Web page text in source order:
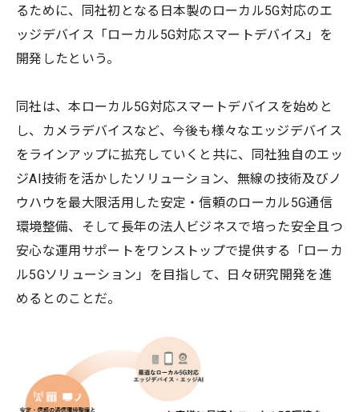
るために、同社初となる日本製のローカル5G対応のエ
ッジデバイス「ローカル5G対応スマートデバイス」を
開発したという。
同社は、本ローカル5G対応スマートデバイスを始めと
し、カメラデバイスなど、今後も様々なエッジデバイス
をラインアップに拡充していくと共に、同社独自のエッ
ジAI技術を活かしたソリューション、無線の技術及びノ
ウハウを最大限活用した安定・信頼のローカル5G通信
環境整備、そして長年の法人ビジネスで培った安全且つ
安心な運用サポートをワンストップで提供する「ローカ
ル5Gソリューション」を目指して、日々研究開発を進
めるとのことだ。